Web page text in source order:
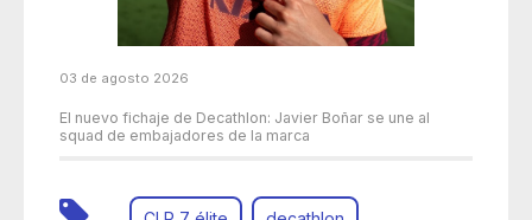
03 de agosto 2026
El nuevo fichaje de Decathlon: Javier Boñar se une al
squad de embajadores de la marca